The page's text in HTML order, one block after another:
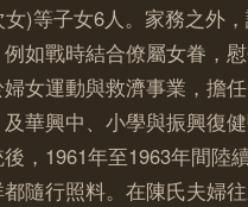
)等子女6人。家務之外
如戰時結合僚屬女眷，
女運動與救濟事業，擔
華興中、小學與振興復
，1961年至1963年間陸
隨行照料。在陳氏夫婦